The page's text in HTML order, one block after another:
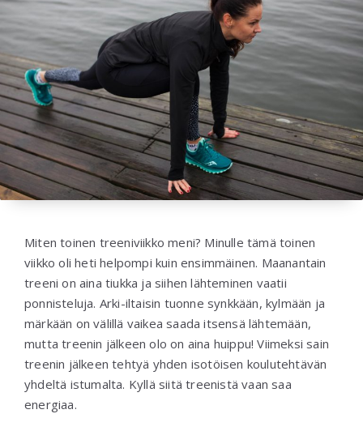
Miten toinen treeniviikko meni? Minulle tämä toinen
viikko oli heti helpompi kuin ensimmäinen. Maanantain
treeni on aina tiukka ja siihen lähteminen vaatii
ponnisteluja. Arki-iltaisin tuonne synkkään, kylmään ja
märkään on välillä vaikea saada itsensä lähtemään,
mutta treenin jälkeen olo on aina huippu! Viimeksi sain
treenin jälkeen tehtyä yhden isotöisen koulutehtävän
yhdeltä istumalta. Kyllä siitä treenistä vaan saa
energiaa.